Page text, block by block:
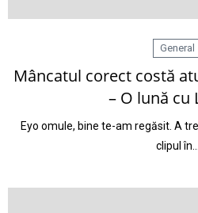
General
Mâncatul corect costă
– O lună cu
Eyo omule, bine te-am regăsit. A
clipul în…